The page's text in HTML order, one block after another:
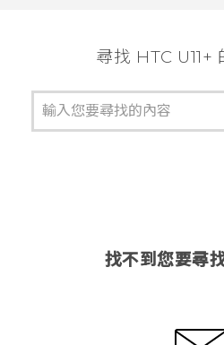
尋找 HTC U11+
找不到您要尋